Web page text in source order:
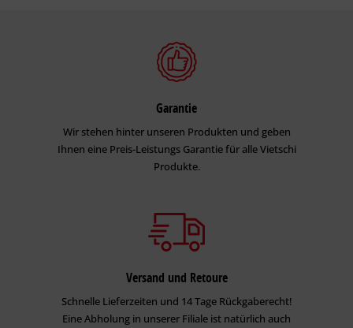
Garantie
Wir stehen hinter unseren Produkten und geben
Ihnen eine Preis-Leistungs Garantie für alle Vietschi
Produkte.
Versand und Retoure
Schnelle Lieferzeiten und 14 Tage Rückgaberecht!
Eine Abholung in unserer Filiale ist natürlich auch